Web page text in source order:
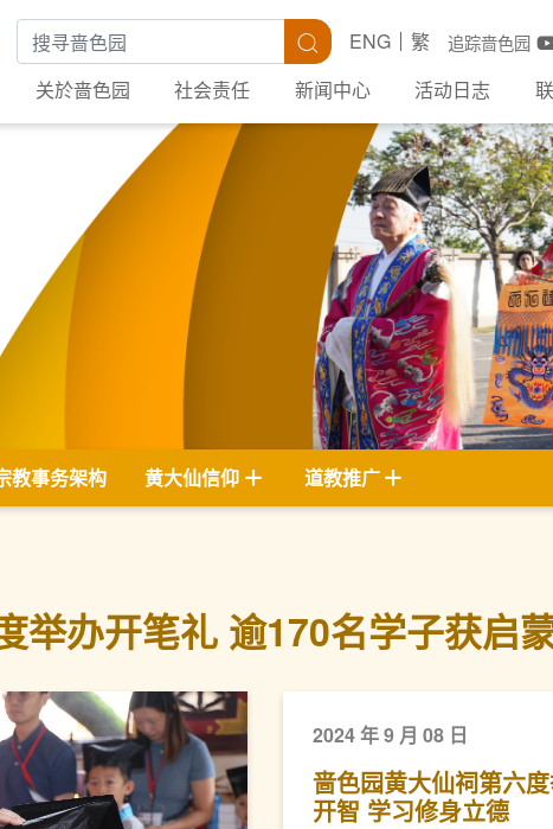
搜寻关键字 搜寻 追踪啬色园
ENG
繁
关於啬色园
社会责任 新闻中心 活动日志
教事务架构 黄大仙信仰 道教推广
举办开笔礼 逾170名学子获启
2024 年 9 月 08 日
啬色园黄大仙祠第六
开智 学习修身立德